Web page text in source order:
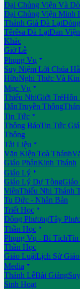
Đại Chủng Viện Và
Đại Chủng Viện Minh
Thánh Giá Đà Lạt
Têrêsa Đà LạtĐan
Khác
Giờ Lễ
Phụng Vụ 
Suy Niệm Lời Chúa
HữuNghi Thức Và
Mục Vụ 
Thiếu NhiGiới TrẻHôn
DânTruyền Thông
Tin Tức 
Thông BáoTin Tức
Thông
Tài Liệu 
Văn Kiện Toà Thánh
Giáo PhậnKinh Thánh
Giáo Lý 
Giáo Lý Dự TòngGiáo
ViênThiếu Nhi Thánh
Tu Đức - Nhân Bản
Triết Học 
Đông PhươngTây
Thần Học 
Phụng Vụ - Bí Tích
Thần Học
Giáo LuậtLịch Sử
Media 
Thánh LễBài Giảng
Sinh Hoạt